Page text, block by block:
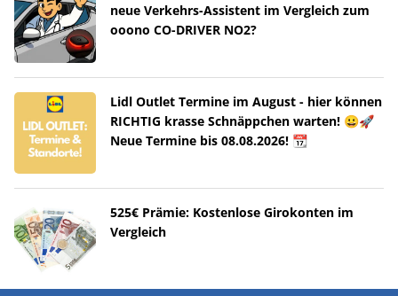
neue Verkehrs-Assistent im Vergleich zum
ooono CO-DRIVER NO2?
Lidl Outlet Termine im August - hier können
RICHTIG krasse Schnäppchen warten! 😀🚀
Neue Termine bis 08.08.2026! 📆
525€ Prämie: Kostenlose Girokonten im
Vergleich